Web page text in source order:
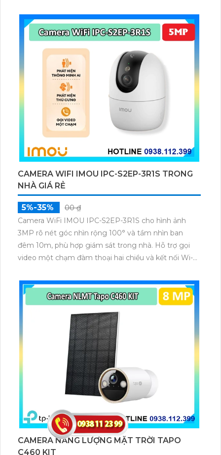
dữ liệu qua thẻ microSD lên đến 512GB.
CAMERA WIFI IMOU IPC-S2EP-3R1S TRONG
NHÀ GIÁ RẺ
5%-35%
00 ₫
Camera WiFi IMOU IPC-S2EP-3R1S cho hình ảnh
3MP rõ nét góc nhìn rộng 100° và tầm nhìn ban
đêm 10m, phù hợp giám sát trong nhà. Hỗ trợ gọi
video một chạm đàm thoại hai chiều và kết nối Wi-Fi
microSD tối đa 256GB hoặc lưu đám mây dễ lắp đặt
cho gia đình và văn phòng nhỏ.
CAMERA NĂNG LƯỢNG MẶT TRỜI TAPO
C460 KIT